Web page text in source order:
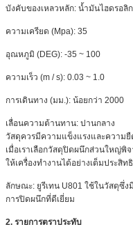
บังคับของเหลวหลัก: น้ำมันไฮดรอลิ
ความเครียด (Mpa): 35
อุณหภูมิ (DEG): -35 ~ 100
ความเร็ว (m / s): 0.03 ~ 1.0
การเดินทาง (มม.): น้อยกว่า 2000
เลื่อนความต้านทาน: ปานกลาง
วัสดุควรมีความแข็งแรงและความยื
เมื่อเราเลือกวัสดุปิดผนึกส่วนใหญ่
ให้เครื่องทำงานได้อย่างเต็มประสิท
ลักษณะ: ยูรีเทน U801 ใช้ในวัสดุซึ่
การปิดผนึกที่ดีเยี่ยม
2. รายการตราประทับ